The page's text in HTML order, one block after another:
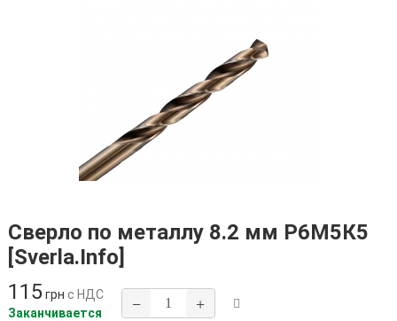
Сверло по металлу 8.2 мм Р6М5К5
[Sverla.Info]
115грн с НДС
Заканчивается
− +